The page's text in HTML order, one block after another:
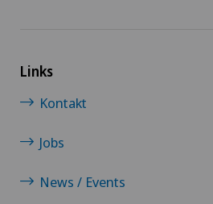
Links
Kontakt
Jobs
News / Events